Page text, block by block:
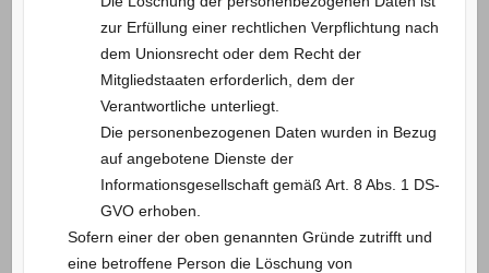
zur Erfüllung einer rechtlichen Verpflichtung nach
dem Unionsrecht oder dem Recht der
Mitgliedstaaten erforderlich, dem der
Verantwortliche unterliegt.
Die personenbezogenen Daten wurden in Bezug
auf angebotene Dienste der
Informationsgesellschaft gemäß Art. 8 Abs. 1 DS-
GVO erhoben.
Sofern einer der oben genannten Gründe zutrifft und
eine betroffene Person die Löschung von